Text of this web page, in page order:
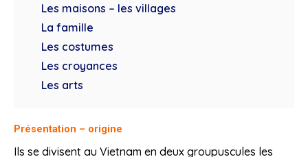
Les maisons – les villages
La famille
Les costumes
Les croyances
Les arts
Présentation – origine
Ils se divisent au Vietnam en deux groupuscules les